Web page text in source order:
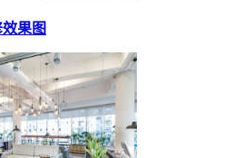
果图